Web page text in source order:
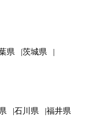
県
茨城県
石川県 福井県